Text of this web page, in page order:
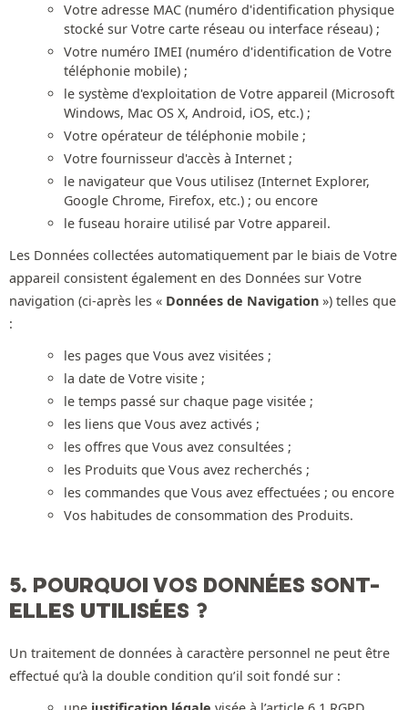
Votre adresse MAC (numéro d'identification physique
stocké sur Votre carte réseau ou interface réseau) ;
Votre numéro IMEI (numéro d'identification de Votre
téléphonie mobile) ;
le système d'exploitation de Votre appareil (Microsoft
Windows, Mac OS X, Android, iOS, etc.) ;
Votre opérateur de téléphonie mobile ;
Votre fournisseur d'accès à Internet ;
le navigateur que Vous utilisez (Internet Explorer,
Google Chrome, Firefox, etc.) ; ou encore
le fuseau horaire utilisé par Votre appareil.
Les Données collectées automatiquement par le biais de Votre
appareil consistent également en des Données sur Votre
navigation (ci-après les « Données de Navigation ») telles que
:
les pages que Vous avez visitées ;
la date de Votre visite ;
le temps passé sur chaque page visitée ;
les liens que Vous avez activés ;
les offres que Vous avez consultées ;
les Produits que Vous avez recherchés ;
les commandes que Vous avez effectuées ; ou encore
Vos habitudes de consommation des Produits.
5. POURQUOI VOS DONNÉES SONT-
ELLES UTILISÉES ?
Un traitement de données à caractère personnel ne peut être
effectué qu’à la double condition qu’il soit fondé sur :